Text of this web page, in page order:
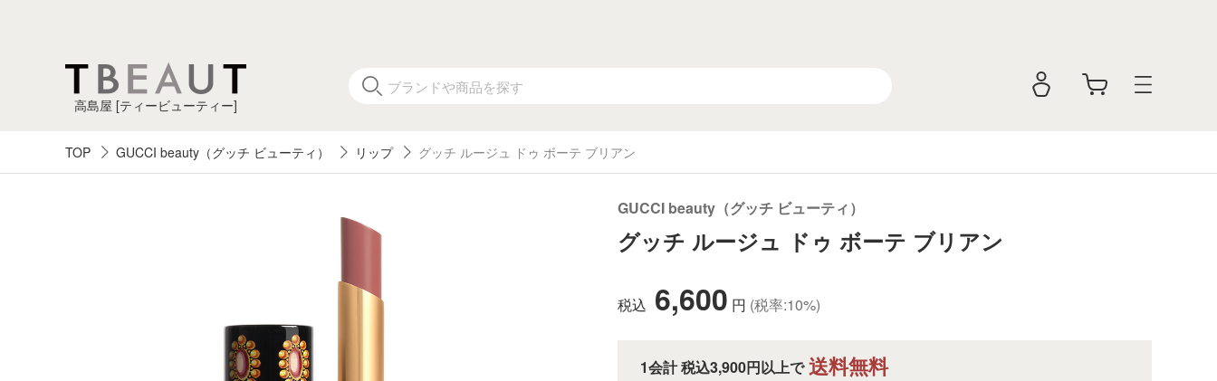
高島屋 [ティービューティー]
TOP GUCCI beauty（グッチ ビューティ） リップ グッチ ルージュ ドゥ ボーテ ブリアン
GUCCI beauty（グッチ ビューティ）
グッチ ルージュ ドゥ ボーテ ブリアン
税込 6,600 円 (税率:10%)
1会計 税込3,900円以上で 送料無料